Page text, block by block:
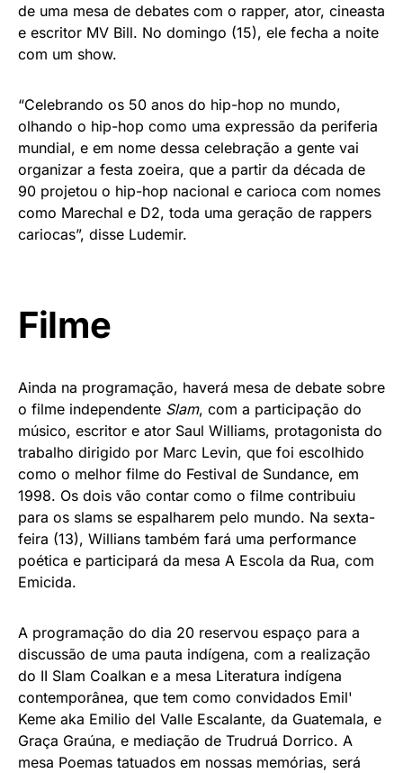
de uma mesa de debates com o rapper, ator, cineasta
e escritor MV Bill. No domingo (15), ele fecha a noite
com um show.
“Celebrando os 50 anos do hip-hop no mundo,
olhando o hip-hop como uma expressão da periferia
mundial, e em nome dessa celebração a gente vai
organizar a festa zoeira, que a partir da década de
90 projetou o hip-hop nacional e carioca com nomes
como Marechal e D2, toda uma geração de rappers
cariocas”, disse Ludemir.
Filme
Ainda na programação, haverá mesa de debate sobre
o filme independente Slam, com a participação do
músico, escritor e ator Saul Williams, protagonista do
trabalho dirigido por Marc Levin, que foi escolhido
como o melhor filme do Festival de Sundance, em
1998. Os dois vão contar como o filme contribuiu
para os slams se espalharem pelo mundo. Na sexta-
feira (13), Willians também fará uma performance
poética e participará da mesa A Escola da Rua, com
Emicida.
A programação do dia 20 reservou espaço para a
discussão de uma pauta indígena, com a realização
do II Slam Coalkan e a mesa Literatura indígena
contemporânea, que tem como convidados Emil'
Keme aka Emilio del Valle Escalante, da Guatemala, e
Graça Graúna, e mediação de Trudruá Dorrico. A
mesa Poemas tatuados em nossas memórias, será